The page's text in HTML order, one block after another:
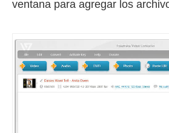
ventana para agregar los